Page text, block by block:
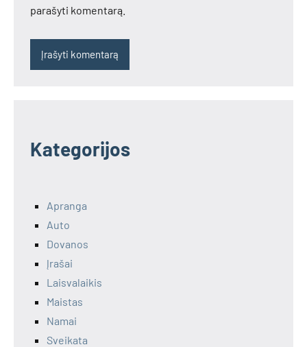
parašyti komentarą.
Kategorijos
Apranga
Auto
Dovanos
Įrašai
Laisvalaikis
Maistas
Namai
Sveikata